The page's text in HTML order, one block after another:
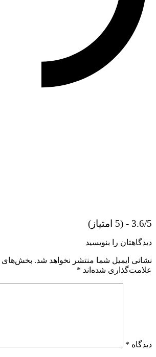
3.6/5 - (5 امتیاز)
دیدگاهتان را بنویسید
نشانی ایمیل شما منتشر نخواهد شد. بخش‌های
علامت‌گذاری شده‌اند *
دیدگاه *